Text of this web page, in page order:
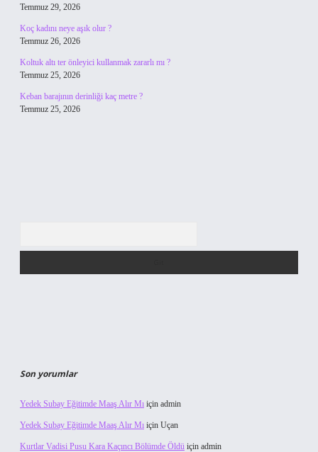
Temmuz 29, 2026
Koç kadını neye aşık olur ?
Temmuz 26, 2026
Koltuk altı ter önleyici kullanmak zararlı mı ?
Temmuz 25, 2026
Keban barajının derinliği kaç metre ?
Temmuz 25, 2026
Son yorumlar
Yedek Subay Eğitimde Maaş Alır Mı için admin
Yedek Subay Eğitimde Maaş Alır Mı için Uçan
Kurtlar Vadisi Pusu Kara Kaçıncı Bölümde Öldü için admin